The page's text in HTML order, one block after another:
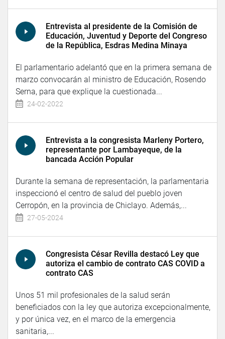
Entrevista al presidente de la Comisión de
Educación, Juventud y Deporte del Congreso
de la República, Esdras Medina Minaya
El parlamentario adelantó que en la primera semana de
marzo convocarán al ministro de Educación, Rosendo
Serna, para que explique la cuestionada...
24-02-2022
Entrevista a la congresista Marleny Portero,
representante por Lambayeque, de la
bancada Acción Popular
Durante la semana de representación, la parlamentaria
inspeccionó el centro de salud del pueblo joven
Cerropón, en la provincia de Chiclayo. Además,...
27-05-2024
Congresista César Revilla destacó Ley que
autoriza el cambio de contrato CAS COVID a
contrato CAS
Unos 51 mil profesionales de la salud serán
beneficiados con la ley que autoriza excepcionalmente,
y por única vez, en el marco de la emergencia
sanitaria,...